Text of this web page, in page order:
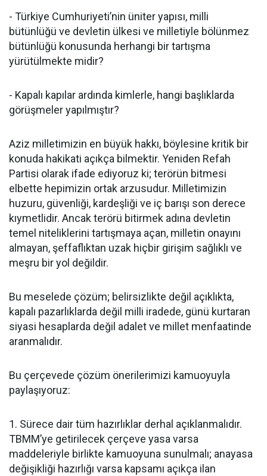
- Türkiye Cumhuriyeti’nin üniter yapısı, milli
bütünlüğü ve devletin ülkesi ve milletiyle bölünmez
bütünlüğü konusunda herhangi bir tartışma
yürütülmekte midir?
- Kapalı kapılar ardında kimlerle, hangi başlıklarda
görüşmeler yapılmıştır?
Aziz milletimizin en büyük hakkı, böylesine kritik bir
konuda hakikati açıkça bilmektir. Yeniden Refah
Partisi olarak ifade ediyoruz ki; terörün bitmesi
elbette hepimizin ortak arzusudur. Milletimizin
huzuru, güvenliği, kardeşliği ve iç barışı son derece
kıymetlidir. Ancak terörü bitirmek adına devletin
temel niteliklerini tartışmaya açan, milletin onayını
almayan, şeffaflıktan uzak hiçbir girişim sağlıklı ve
meşru bir yol değildir.
Bu meselede çözüm; belirsizlikte değil açıklıkta,
kapalı pazarlıklarda değil milli iradede, günü kurtaran
siyasi hesaplarda değil adalet ve millet menfaatinde
aranmalıdır.
Bu çerçevede çözüm önerilerimizi kamuoyuyla
paylaşıyoruz:
1. Sürece dair tüm hazırlıklar derhal açıklanmalıdır.
TBMM’ye getirilecek çerçeve yasa varsa
maddeleriyle birlikte kamuoyuna sunulmalı; anayasa
değişikliği hazırlığı varsa kapsamı açıkça ilan